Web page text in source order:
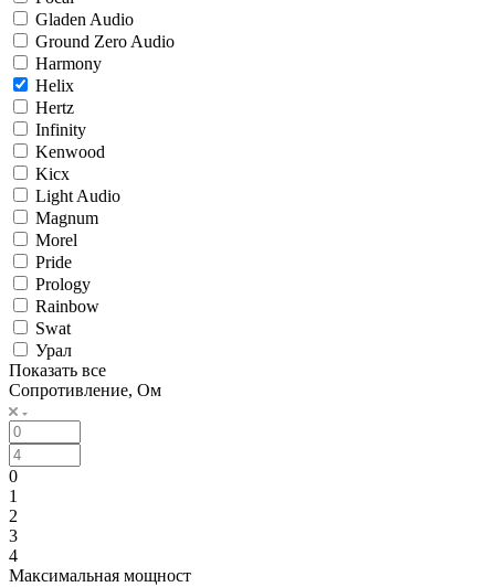
Gladen Audio
Ground Zero Audio
Harmony
Helix
Hertz
Infinity
Kenwood
Kicx
Light Audio
Magnum
Morel
Pride
Prology
Rainbow
Swat
Урал
Показать все
Сопротивление, Ом
0
1
2
3
4
Максимальная мощност